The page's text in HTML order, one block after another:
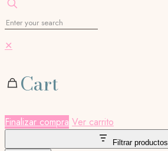
✕
Cart
Finalizar compra Ver carrito
Filtrar productos